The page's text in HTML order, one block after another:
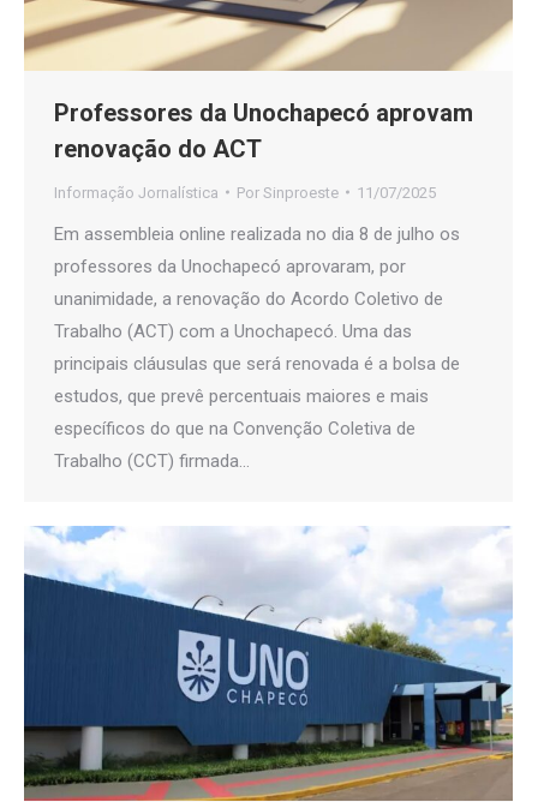
Professores da Unochapecó aprovam
renovação do ACT
Informação Jornalística Por Sinproeste 11/07/2025
Em assembleia online realizada no dia 8 de julho os
professores da Unochapecó aprovaram, por
unanimidade, a renovação do Acordo Coletivo de
Trabalho (ACT) com a Unochapecó. Uma das
principais cláusulas que será renovada é a bolsa de
estudos, que prevê percentuais maiores e mais
específicos do que na Convenção Coletiva de
Trabalho (CCT) firmada…